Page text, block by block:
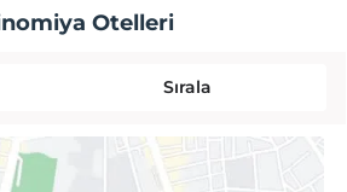
Otelleri
Sırala